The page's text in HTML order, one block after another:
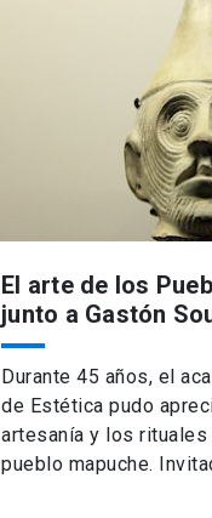
El arte de los
junto a Gastón
Durante 45 años, el
de Estética pudo
artesanía y los rituales
pueblo mapuche.